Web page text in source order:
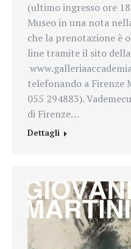
(ultimo ingresso ore
Museo in una nota
che la prenotazione è
line tramite il sito
telefonando a Firenze
055 294883).
di Firenze…
Dettagli